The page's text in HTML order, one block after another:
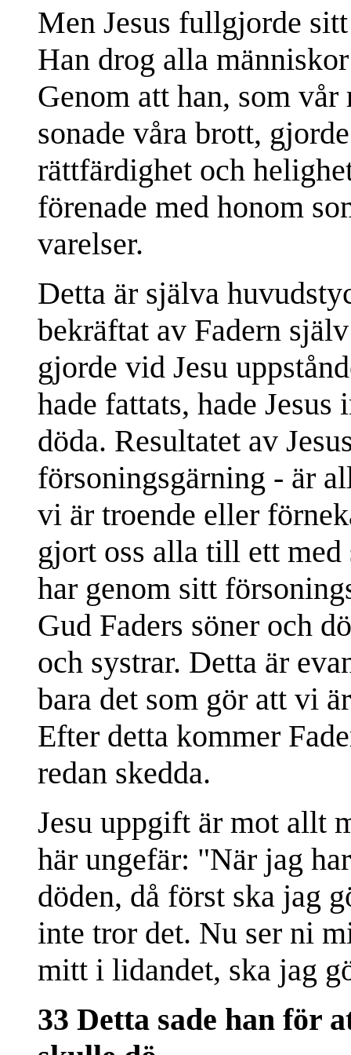
Men Jesus fullgjorde
Han drog alla
Genom att han, som
sonade våra brott,
rättfärdighet och
förenade med honom
varelser.
Detta är själva
bekräftat av Fadern
gjorde vid Jesu
hade fattats, hade
döda. Resultatet av
försoningsgärning - är
vi är troende eller
gjort oss alla till ett
har genom sitt
Gud Faders söner och
och systrar. Detta är
bara det som gör att vi
Efter detta kommer
redan skedda.
Jesu uppgift är mot allt
här ungefär: "När jag
döden, då först ska jag
inte tror det. Nu ser ni
mitt i lidandet, ska jag
33 Detta sade han för